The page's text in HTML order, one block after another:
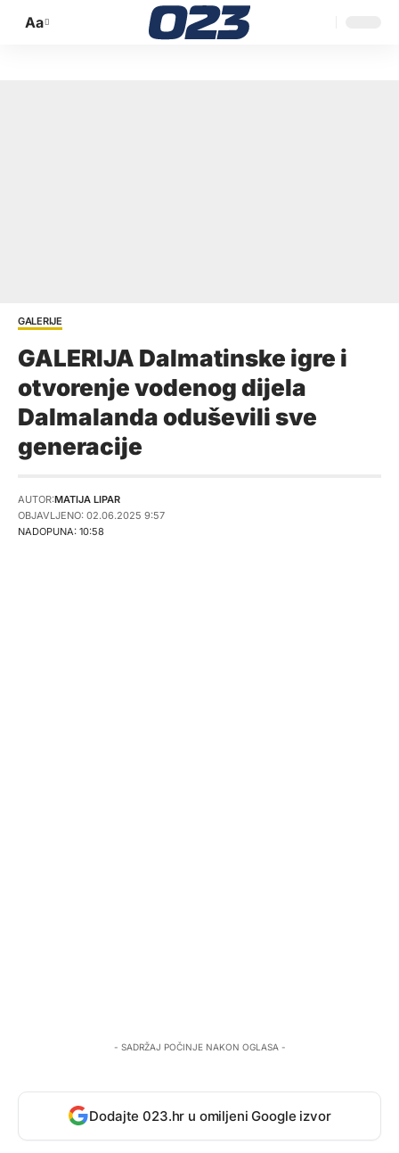
Promijeni
Aa
GALERIJE
GALERIJA Dalmatinske igre i
otvorenje vodenog dijela
Dalmalanda oduševili sve
generacije
NADOPUNA: 10:58
AUTOR:MATIJA LIPAR
OBJAVLJENO: 02.06.2025 9:57
- SADRŽAJ POČINJE NAKON OGLASA -
Dodajte 023.hr u omiljeni Google izvor